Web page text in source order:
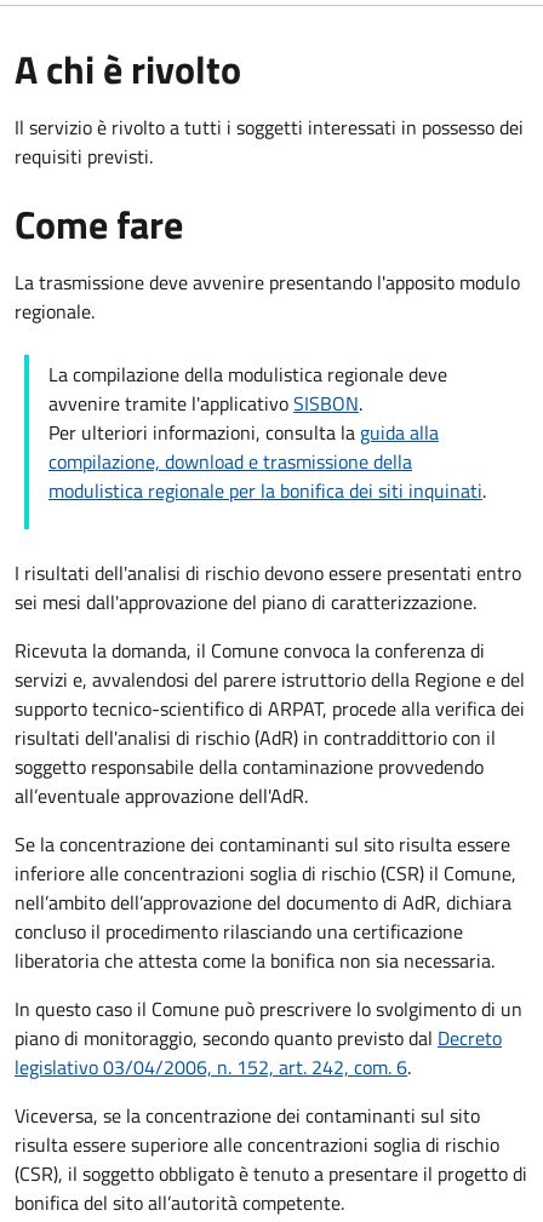
A chi è rivolto
Il servizio è rivolto a tutti i soggetti interessati in possesso dei
requisiti previsti.
Come fare
La trasmissione deve avvenire presentando l'apposito modulo
regionale.
La compilazione della modulistica regionale deve
avvenire tramite l'applicativoSISBON.
Per ulteriori informazioni, consulta la guida alla
compilazione, download e trasmissione della
modulistica regionale per la bonifica dei siti inquinati.
I risultati dell'analisi di rischio devono essere presentati entro
sei mesi dall'approvazione del piano di caratterizzazione.
Ricevuta la domanda, il Comuneconvoca la conferenza di
servizi e, avvalendosi del parere istruttorio della Regione e del
supporto tecnico-scientifico di ARPAT, procede alla verifica dei
risultati dell'analisi di rischio (AdR) in contraddittorio con il
soggetto responsabile della contaminazione provvedendo
all’eventuale approvazione dell'AdR.
Se la concentrazione dei contaminanti sul sito risulta essere
inferiore alle concentrazioni soglia di rischio (CSR) il Comune,
nell’ambito dell’approvazione del documento di AdR, dichiara
concluso il procedimento rilasciando una certificazione
liberatoria che attesta come la bonifica non sia necessaria.
In questo caso il Comune può prescrivere lo svolgimento di un
piano di monitoraggio, secondo quanto previsto dal Decreto
legislativo 03/04/2006, n. 152, art. 242, com. 6.
Viceversa, se la concentrazione dei contaminanti sul sito
risulta essere superiore alle concentrazioni soglia di rischio
(CSR), il soggetto obbligato è tenuto a presentare il progetto di
bonifica del sito all’autorità competente.